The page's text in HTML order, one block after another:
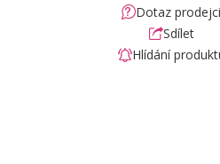
Dotaz prodejci
Sdílet
Hlídání